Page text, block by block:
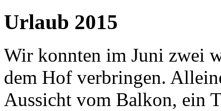
Urlaub 2015
Wir konnten im Juni zwei
dem Hof verbringen.
Aussicht vom Balkon, ein